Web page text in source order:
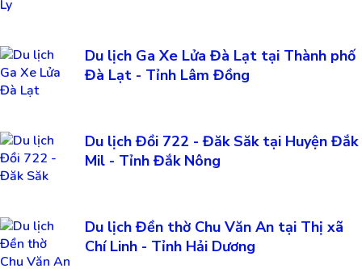
Du lịch Ga Xe Lửa Đà Lạt tại Thành phố
Đà Lạt - Tỉnh Lâm Đồng
Du lịch Đồi 722 - Đăk Săk tại Huyện Đắk
Mil - Tỉnh Đắk Nông
Du lịch Đền thờ Chu Văn An tại Thị xã
Chí Linh - Tỉnh Hải Dương